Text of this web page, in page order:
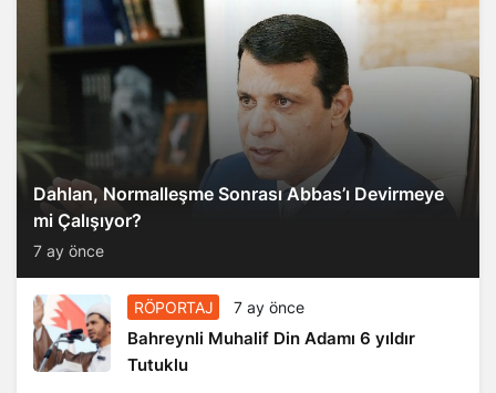
Dahlan, Normalleşme Sonrası Abbas’ı Devirmeye
mi Çalışıyor?
7 ay önce
RÖPORTAJ 7 ay önce
Bahreynli Muhalif Din Adamı 6 yıldır
Tutuklu